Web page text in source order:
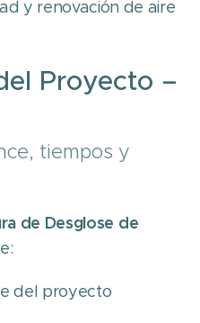
y renovación de aire
Proyecto –
tiempos y
de Desglose de
del proyecto